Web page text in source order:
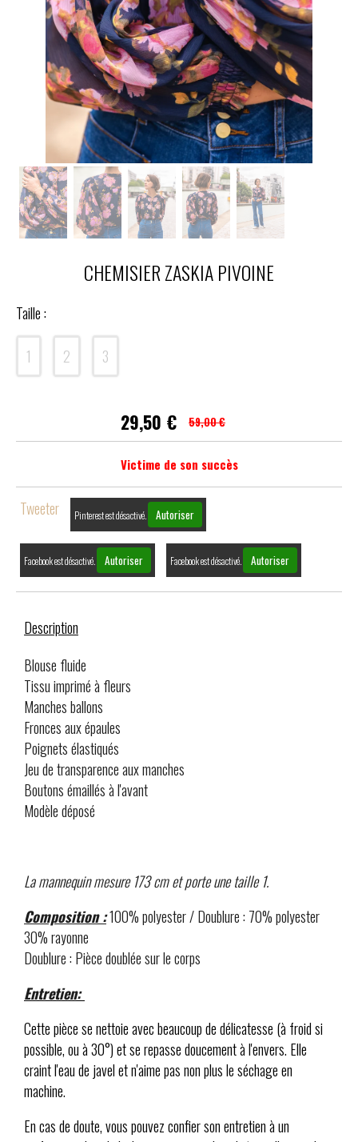
CHEMISIER ZASKIA PIVOINE
Taille :
1 2 3
29,50 € 59,00 €
Victime de son succès
Tweeter Pinterest est désactivé. Autoriser
Facebook est désactivé. Autoriser Facebook est désactivé. Autoriser
Description
Blouse fluide
Tissu imprimé à fleurs
Manches ballons
Fronces aux épaules
Poignets élastiqués
Jeu de transparence aux manches
Boutons émaillés à l'avant
Modèle déposé
La mannequin mesure 173 cm et porte une taille 1.
Composition :100% polyester / Doublure : 70% polyester
30% rayonne
Doublure : Pièce doublée sur le corps
Entretien:
Cette pièce se nettoie avec beaucoup de délicatesse (à froid si
possible, ou à 30°) et se repasse doucement à l'envers. Elle
craint l'eau de javel et n'aime pas non plus le séchage en
machine.
En cas de doute, vous pouvez confier son entretien à un